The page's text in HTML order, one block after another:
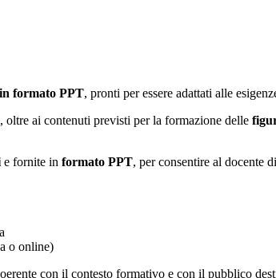
formato PPT, pronti per essere adattati alle
, oltre ai contenuti previsti per la formazione delle
e fornite in formato PPT, per consentire al docente
o online)
con il contesto formativo e con il pubblico